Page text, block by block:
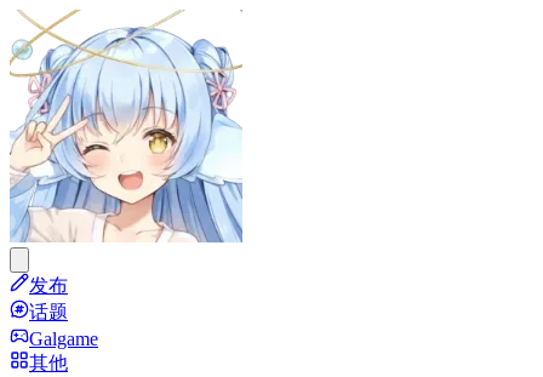
发布
话题
Galgame
其他